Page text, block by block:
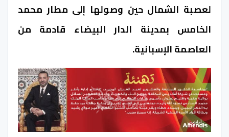
لعصبة الشمال حين وصولها إلى مطار محمد
الخامس بمدينة الدار البيضاء قادمة من
العاصمة الإسبانية.